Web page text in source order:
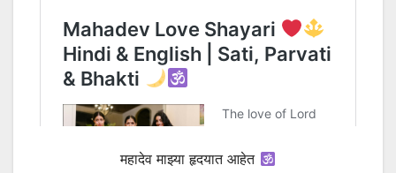
महादेव माझ्या हृदयात आहेत